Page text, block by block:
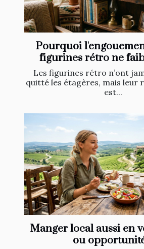
Pourquoi
figurines rétro ne
Les figurines rétro n’ont
quitté les étagères, mais leur
est...
Manger local aussi en
ou